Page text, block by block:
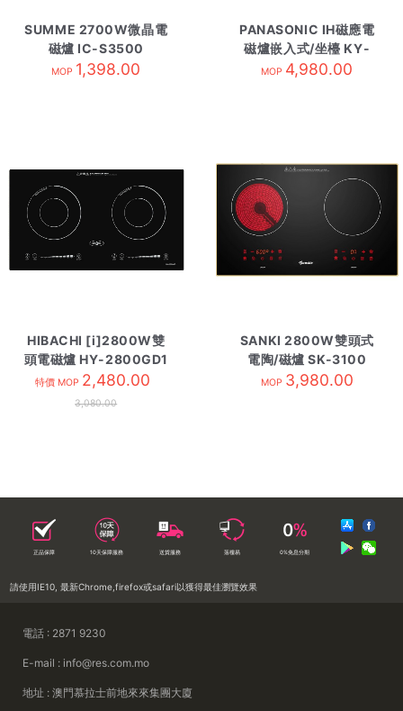
SUMME 2700W微晶電
磁爐 IC-S3500
MOP 1,398.00
PANASONIC IH磁應電
磁爐嵌入式/坐檯 KY-
H1WZ70
MOP 4,980.00
HIBACHI [i]2800W雙
頭電磁爐 HY-2800GD1
特價 MOP 2,480.00
3,080.00
SANKI 2800W雙頭式
電陶/磁爐 SK-3100
MOP 3,980.00
正品保障 10天保障服務 送貨服務 落樓易 0%免息分期
請使用IE10, 最新Chrome,firefox或safari以獲得最佳瀏覽效果
電話 : 2871 9230
E-mail : info@res.com.mo
地址 : 澳門慕拉士前地來來集團大廈